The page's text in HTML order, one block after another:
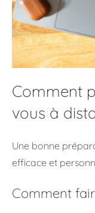
Comment
vous à
Une bonne
efficace et
Comment